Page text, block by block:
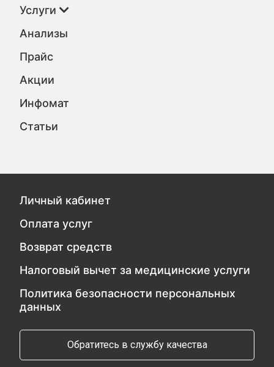
Услуги
Анализы
Прайс
Акции
Инфомат
Статьи
Личный кабинет
Оплата услуг
Возврат средств
Налоговый вычет за медицинские услуги
Политика безопасности персональных
данных
Обратитесь в службу качества